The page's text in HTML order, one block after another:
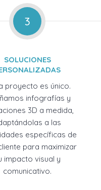
3
SOLUCIONES
proyecto es único.
infografías y
3D a medida,
a las
específicas de
para maximizar
impacto visual y
comunicativo.